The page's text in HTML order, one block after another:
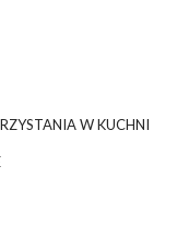
W KUCHNI